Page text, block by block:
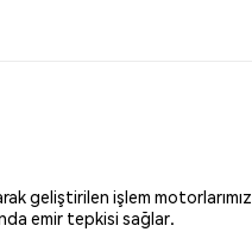
geliştirilen işlem motorlarımız
emir tepkisi sağlar.